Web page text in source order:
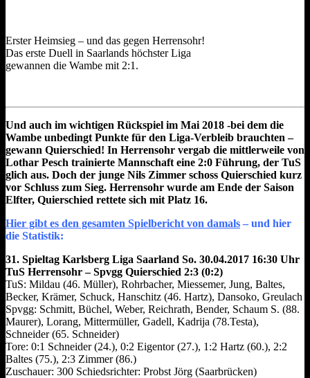
Erster Heimsieg – und das gegen Herrensohr!
Das erste Duell in Saarlands höchster Liga
gewannen die Wambe mit 2:1.
Und auch im wichtigen Rückspiel im Mai 2018 -bei dem die
Wambe unbedingt Punkte für den Liga-Verbleib brauchten –
gewann Quierschied! In Herrensohr vergab die mittlerweile von
Lothar Pesch trainierte Mannschaft eine 2:0 Führung, der TuS
glich aus. Doch der junge Nils Zimmer schoss Quierschied kurz
vor Schluss zum Sieg. Herrensohr wurde am Ende der Saison
Elfter, Quierschied rettete sich mit Platz 16.
Hier gibt es den gesamten Spielbericht von damals – und hier
die Statistik:
31. Spieltag Karlsberg Liga Saarland So. 30.04.2017 16:30 Uhr
TuS Herrensohr – Spvgg Quierschied 2:3 (0:2)
TuS: Mildau (46. Müller), Rohrbacher, Miessemer, Jung, Baltes,
Becker, Krämer, Schuck, Hanschitz (46. Hartz), Dansoko, Greulach
Spvgg: Schmitt, Büchel, Weber, Reichrath, Bender, Schaum S. (88.
Maurer), Lorang, Mittermüller, Gadell, Kadrija (78.Testa),
Schneider (65. Schneider)
Tore: 0:1 Schneider (24.), 0:2 Eigentor (27.), 1:2 Hartz (60.), 2:2
Baltes (75.), 2:3 Zimmer (86.)
Zuschauer: 300 Schiedsrichter: Probst Jörg (Saarbrücken)